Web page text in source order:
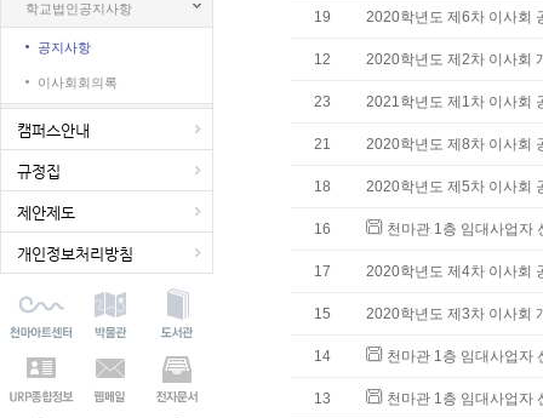
학교법인공지사항
공지사항
이사회회의록
캠퍼스안내
규정집
제안제도
개인정보처리방침
19 2020학년도 제6차 이사회
12 2020학년도 제2차 이사회
23 2021학년도 제1차 이사회
21 2020학년도 제8차 이사회
18 2020학년도 제5차 이사회
16 천마관 1층 임대사업자
17 2020학년도 제4차 이사회
15 2020학년도 제3차 이사회
14 천마관 1층 임대사업자
13 천마관 1층 임대사업자